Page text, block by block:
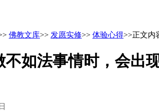
佛教文库>> 发愿实修>> 体验心得>>正文内
不如法事情时，会出